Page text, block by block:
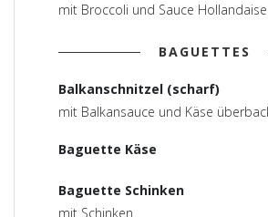
mit Broccoli und Sauce Hollandaise
BAGUETTES
Balkanschnitzel (scharf)
mit Balkansauce und Käse
Baguette Käse
Baguette Schinken
mit Schinken